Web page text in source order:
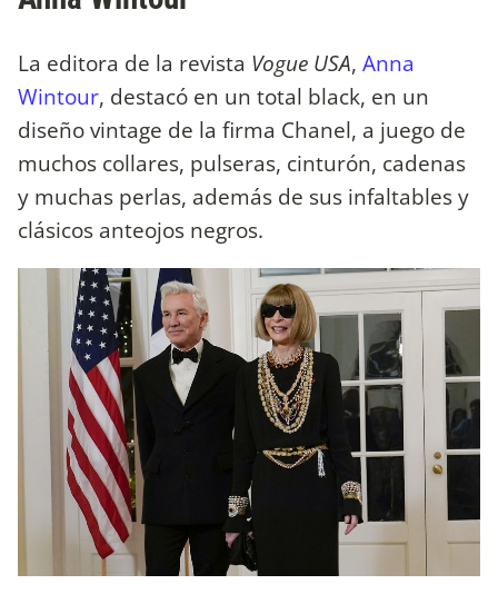
La editora de la revista Vogue USA, Anna
Wintour, destacó en un total black, en un
diseño vintage de la firma Chanel, a juego de
muchos collares, pulseras, cinturón, cadenas
y muchas perlas, además de sus infaltables y
clásicos anteojos negros.